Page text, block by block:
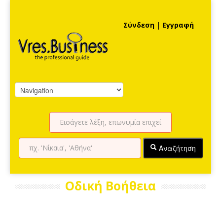
Σύνδεση | Εγγραφή
Αναζήτηση
Οδική Βοήθεια